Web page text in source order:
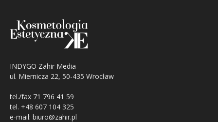
INDYGO Zahir Media
ul. Miernicza 22, 50-435 Wrocław
tel./fax 71 796 41 59
tel. +48 607 104 325
e-mail: biuro@zahir.pl